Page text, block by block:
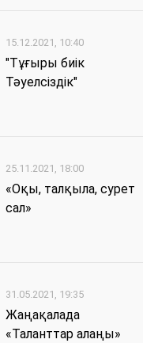
15.12.2021, 10:40
"Тұғыры биік
Тәуелсіздік"
25.11.2021, 18:00
«Оқы, талқыла, сурет
сал»
31.05.2021, 19:35
Жаңақалада
«Таланттар алаңы»